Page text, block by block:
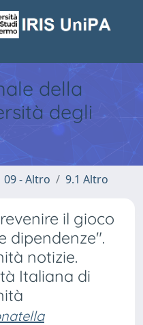
della
degli
09 - Altro 9.1 Altro
il gioco
dipendenze".
notizie.
Italiana di